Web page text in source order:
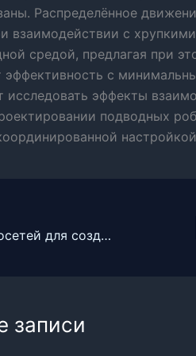
Распределённое
взаимодействии с
средой, предлагая при
эффективность с
исследовать эффекты
подводных
ТОП-15 лучших нейросетей для создания видео
записи